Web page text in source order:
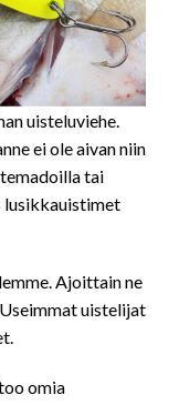
uisteluviehe.
ei ole aivan niin
tai
Ajoittain ne
uistelijat
omia